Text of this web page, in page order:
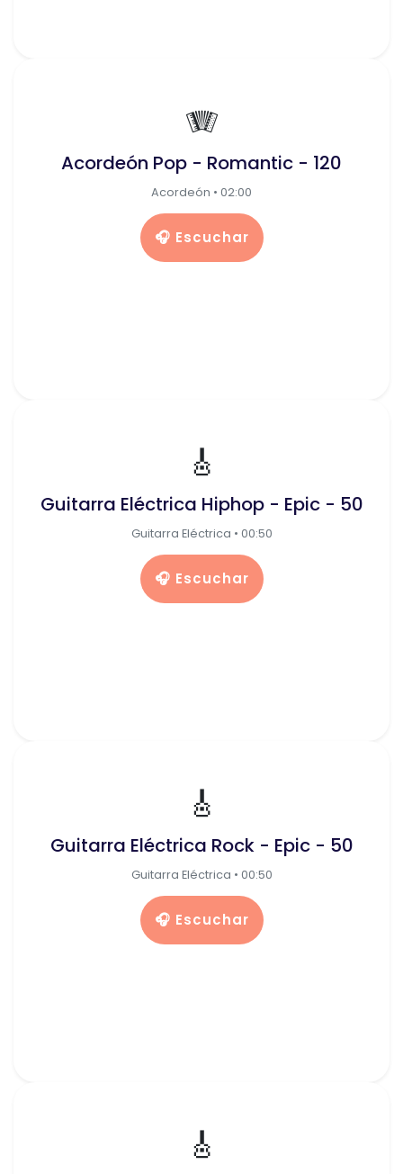
🪗
Acordeón Pop - Romantic - 120
Acordeón • 02:00
🎧 Escuchar
🎸
Guitarra Eléctrica Hiphop - Epic - 50
Guitarra Eléctrica • 00:50
🎧 Escuchar
🎸
Guitarra Eléctrica Rock - Epic - 50
Guitarra Eléctrica • 00:50
🎧 Escuchar
🎸